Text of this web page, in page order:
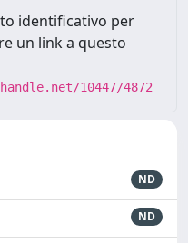
identificativo per
un link a questo
10447/4872
ND
ND